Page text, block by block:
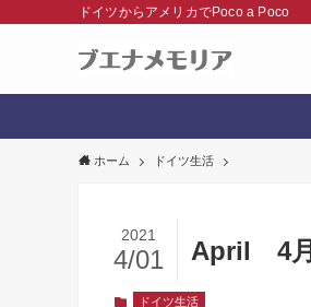
ドイツからアメリカでPoco a Poco
ホーム ドイツ生活
April 4月
2021
4/01
ドイツ生活